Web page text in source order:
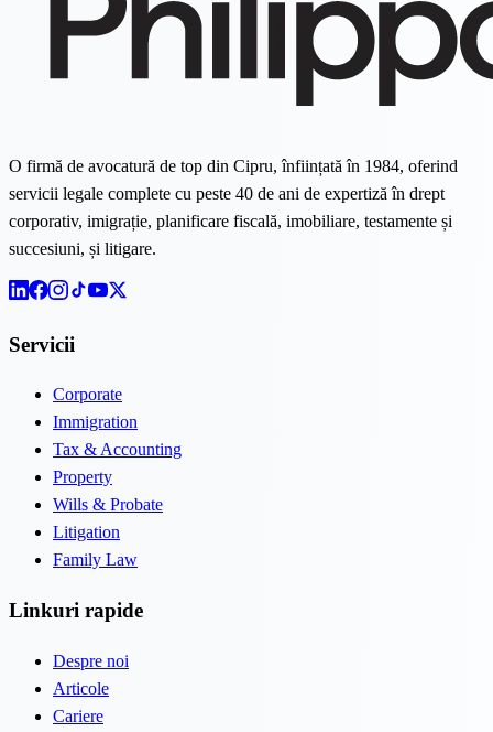
O firmă de avocatură de top din Cipru, înființată în 1984, oferind
servicii legale complete cu peste 40 de ani de expertiză în drept
corporativ, imigrație, planificare fiscală, imobiliare, testamente și
succesiuni, și litigare.
Servicii
Corporate
Immigration
Tax & Accounting
Property
Wills & Probate
Litigation
Family Law
Linkuri rapide
Despre noi
Articole
Cariere